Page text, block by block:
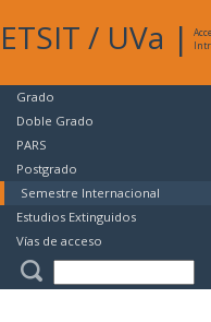
ETSIT / UVa |
Grado
Doble Grado
PARS
Postgrado
Semestre Internacional
Estudios Extinguidos
Vías de acceso